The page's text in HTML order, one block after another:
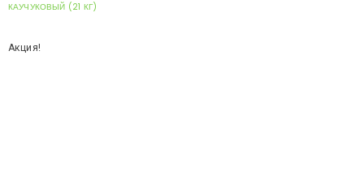
КАУЧУКОВЫЙ (21 КГ)
Акция!